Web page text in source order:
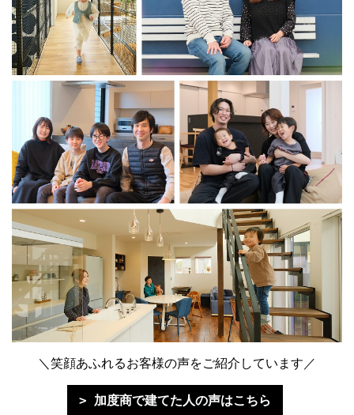
＼笑顔あふれるお客様の声をご紹介しています／
加度商で建てた人の声はこちら